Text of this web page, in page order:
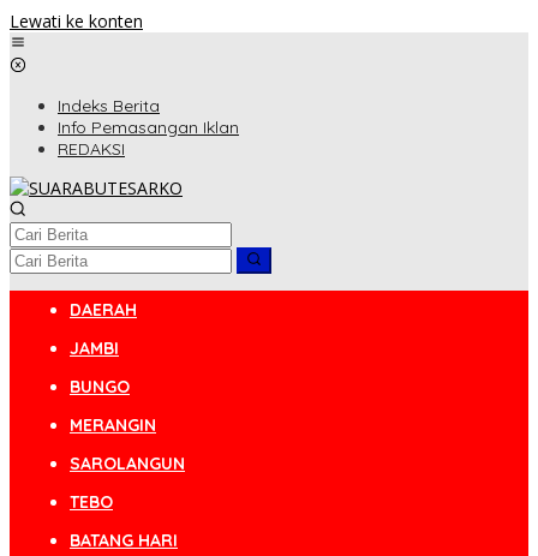
Lewati ke konten
Indeks Berita
Info Pemasangan Iklan
REDAKSI
DAERAH
JAMBI
BUNGO
MERANGIN
SAROLANGUN
TEBO
BATANG HARI